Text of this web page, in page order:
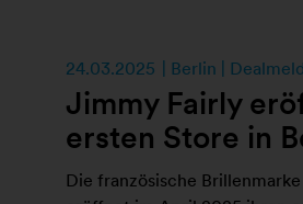
24.03.2025 Berlin |
Jimmy Fairly
ersten Store in
Die französische